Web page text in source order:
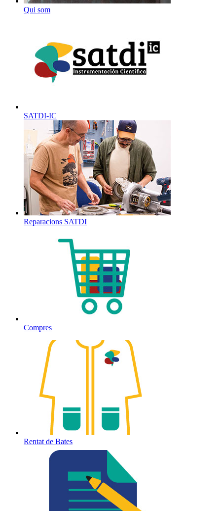
Qui som
SATDI-IC
Reparacions SATDI
Compres
Rentat de Bates